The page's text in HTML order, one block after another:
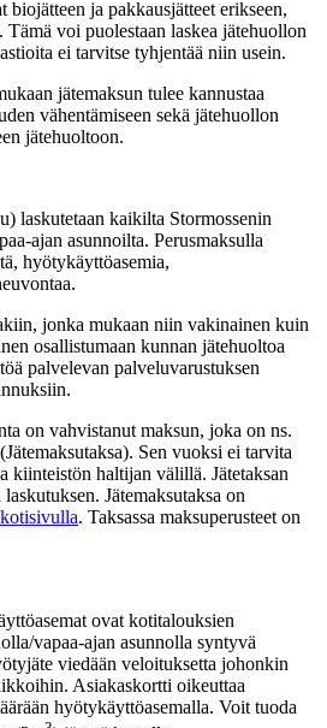
ja pakkausjätteet erikseen,
Tämä voi puolestaan laskea jätehuollon
ei tarvitse tyhjentää niin usein.
jätemaksun tulee kannustaa
vähentämiseen sekä jätehuollon
jätehuoltoon.
laskutetaan kaikilta Stormossenin
ajan asunnoilta. Perusmaksulla
hyötykäyttöasemia,
jonka mukaan niin vakinainen kuin
osallistumaan kunnan jätehuoltoa
palvelevan palveluvarustuksen
on vahvistanut maksun, joka on ns.
Sen vuoksi ei tarvita
kiinteistön haltijan välillä. Jätetaksan
Jätemaksutaksa on
. Taksassa maksuperusteet on
ovat kotitalouksien
vapaa-ajan asunnolla syntyvä
viedään veloituksetta johonkin
Asiakaskortti oikeuttaa
hyötykäyttöasemalla. Voit tuoda